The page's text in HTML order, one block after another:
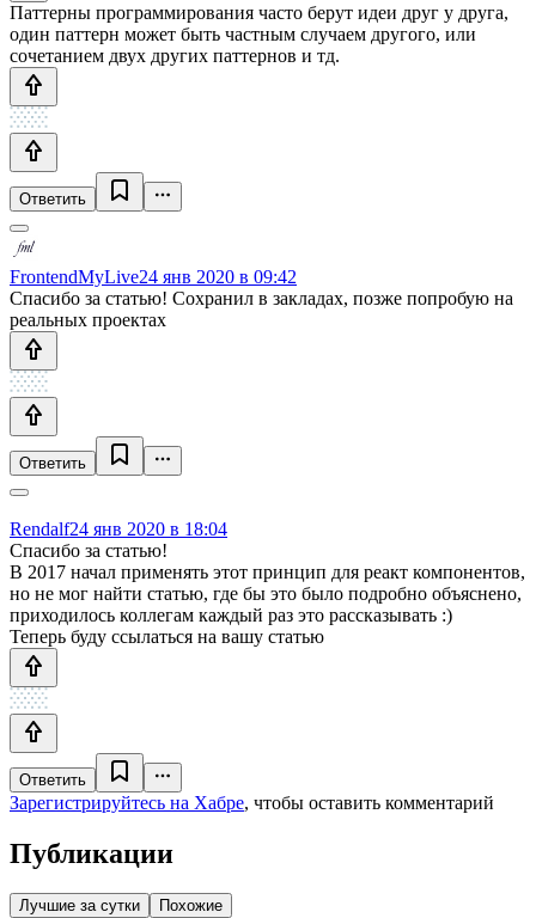
Паттерны программирования часто берут идеи друг у друга,
один паттерн может быть частным случаем другого, или
сочетанием двух других паттернов и тд.
Ответить
FrontendMyLive24 янв 2020 в 09:42
Спасибо за статью! Сохранил в закладах, позже попробую на
реальных проектах
Ответить
Rendalf24 янв 2020 в 18:04
Спасибо за статью!
В 2017 начал применять этот принцип для реакт компонентов,
но не мог найти статью, где бы это было подробно объяснено,
приходилось коллегам каждый раз это рассказывать :)
Теперь буду ссылаться на вашу статью
Ответить
Зарегистрируйтесь на Хабре, чтобы оставить комментарий
Публикации
Лучшие за сутки Похожие